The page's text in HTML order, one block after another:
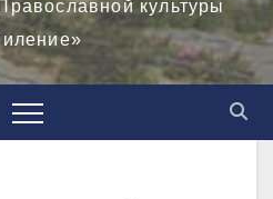
культуры